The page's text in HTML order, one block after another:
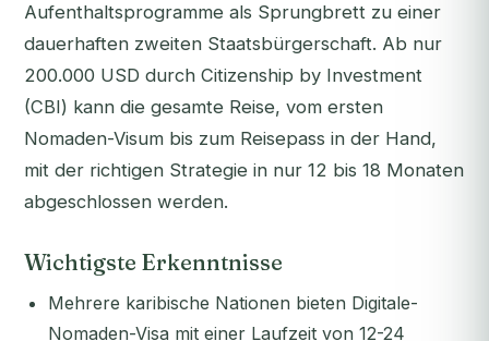
Aufenthaltsprogramme als Sprungbrett zu einer
dauerhaften zweiten Staatsbürgerschaft. Ab nur
200.000 USD durch Citizenship by Investment
(CBI) kann die gesamte Reise, vom ersten
Nomaden-Visum bis zum Reisepass in der Hand,
mit der richtigen Strategie in nur 12 bis 18 Monaten
abgeschlossen werden.
Wichtigste Erkenntnisse
Mehrere karibische Nationen bieten Digitale-
Nomaden-Visa mit einer Laufzeit von 12-24